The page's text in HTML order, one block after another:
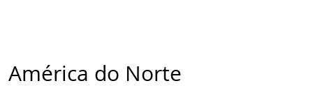
América do Norte